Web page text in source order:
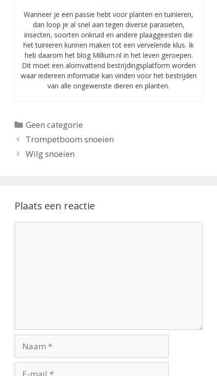
Wanneer je een passie hebt voor planten en tuinieren,
dan loop je al snel aan tegen diverse parasieten,
insecten, soorten onkruid en andere plaaggeesten die
het tuinieren kunnen maken tot een vervelende klus. Ik
heb daarom het blog Millium.nl in het leven geroepen.
Dit moet een alomvattend bestrijdingsplatform worden
waar iedereen informatie kan vinden voor het bestrijden
van alle ongewenste dieren en planten.
Categorieën
Geen categorie
Trompetboom snoeien
Wilg snoeien
Plaats een reactie